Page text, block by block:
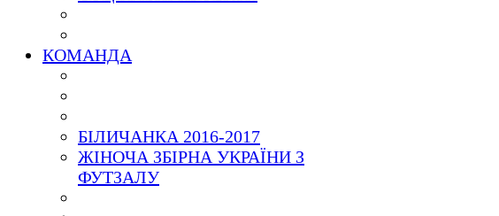
КОМАНДА
БІЛИЧАНКА 2016-2017
ЖІНОЧА ЗБІРНА УКРАЇНИ З
ФУТЗАЛУ